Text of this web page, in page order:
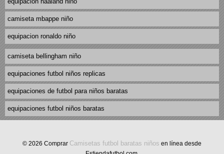
camiseta mbappe niño
equipacion ronaldo niño
camiseta bellingham niño
equipaciones futbol niños replicas
equipaciones de futbol para niños baratas
equipaciones futbol niños baratas
© 2026 Comprar Camisetas futbol baratas niños en línea desde